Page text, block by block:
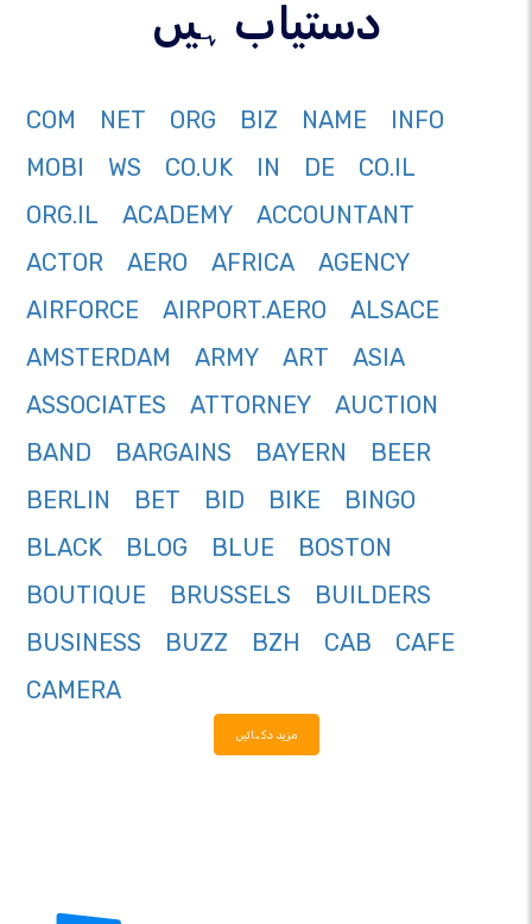
دستیاب ہیں
COM NET ORG BIZ NAME
INFO
MOBI
WS CO.UK IN DE
CO.IL
ORG.IL
ACADEMY
ACCOUNTANT
ACTOR
AERO AFRICA
AGENCY
AIRFORCE
AIRPORT.AERO
ALSACE
AMSTERDAM
ARMY ART
ASIA
ASSOCIATES
ATTORNEY
AUCTION
BAND
BARGAINS BAYERN
BEER
BERLIN
BET BID BIKE
BINGO
BLACK
BLOG BLUE
BOSTON
BOUTIQUE
BRUSSELS
BUILDERS
BUSINESS
BUZZ BZH CAB
CAFE
CAMERA
مزید دکھائیں